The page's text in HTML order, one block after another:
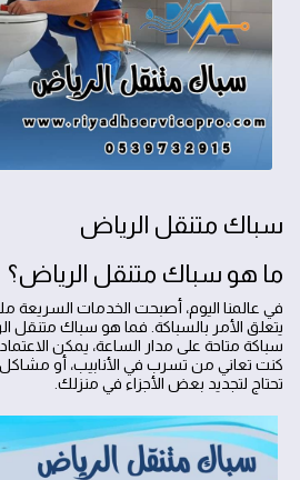
سباك متنقل الرياض
ما هو سباك متنقل الرياض؟
في عالمنا اليوم، أصبحت الخدمات السريعة
يتعلق الأمر بالسباكة. فما هو سباك متنقل
سباكة متاحة على مدار الساعة، يمكن
كنت تعاني من تسرب في الأنابيب، أو
تحتاج لتجديد بعض الأجزاء في منزلك.